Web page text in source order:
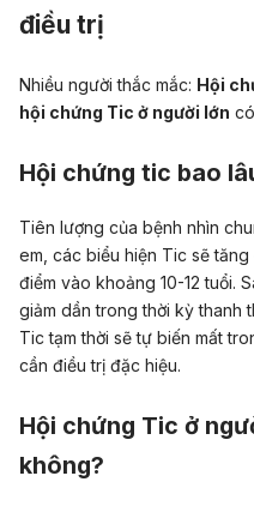
điều trị
Nhiều người thắc mắc: Hội
hội chứng Tic ở người lớn
Hội chứng tic bao
Tiên lượng của bệnh nhìn
em, các biểu hiện Tic sẽ
điểm vào khoảng 10-12 tuổi.
giảm dần trong thời kỳ thanh
Tic tạm thời sẽ tự biến mất
cần điều trị đặc hiệu.
Hội chứng Tic ở
không?